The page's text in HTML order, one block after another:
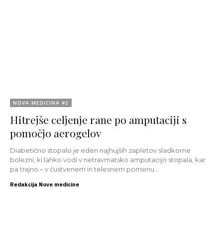
NOVA MEDICINA #2
Hitrejše celjenje rane po amputaciji s
pomočjo aerogelov
Diabetično stopalo je eden najhujših zapletov sladkorne
bolezni, ki lahko vodi v netravmatsko amputacijo stopala, kar
pa trajno – v čustvenem in telesnem pomenu...
Redakcija Nove medicine